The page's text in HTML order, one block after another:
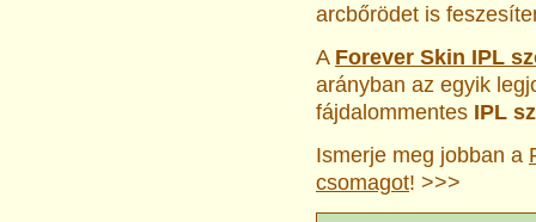
arcbőrödet is
A Forever Skin IPL
arányban az egyik
fájdalommentes IPL
Ismerje meg jobban a
csomagot! >>>